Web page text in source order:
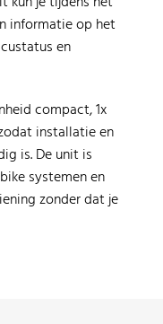
informatie op het
en
compact, 1x
installatie en
is. De unit is
systemen en
zonder dat je